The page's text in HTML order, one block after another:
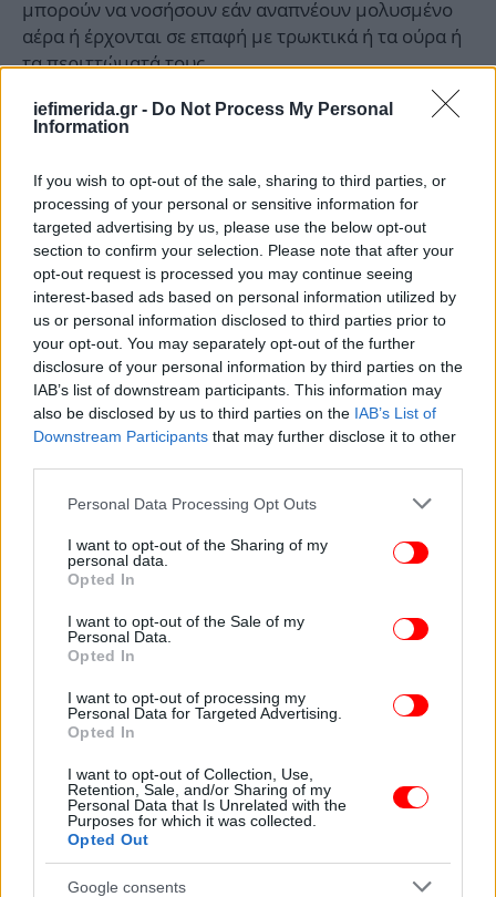
iefimerida.gr - Do Not Process My Personal
Information
If you wish to opt-out of the sale, sharing to third parties, or
processing of your personal or sensitive information for
targeted advertising by us, please use the below opt-out
section to confirm your selection. Please note that after your
opt-out request is processed you may continue seeing
interest-based ads based on personal information utilized by
us or personal information disclosed to third parties prior to
your opt-out. You may separately opt-out of the further
disclosure of your personal information by third parties on the
IAB’s list of downstream participants. This information may
also be disclosed by us to third parties on the IAB’s List of
Downstream Participants that may further disclose it to other
Please note that this website/app uses one or more Google
not limited to your visit or usage behaviour. You may click to
grant or deny consent to Google and its third-party tags to
use your data for below specified purposes in below Google
consent section.
Personal Data Processing Opt Outs
I want to opt-out of the Sharing of my
personal data.
Opted In
I want to opt-out of the Sale of my
Personal Data.
Opted In
I want to opt-out of processing my
Personal Data for Targeted Advertising.
Opted In
I want to opt-out of Collection, Use,
Retention, Sale, and/or Sharing of my
Personal Data that Is Unrelated with the
Purposes for which it was collected.
Opted Out
Google consents
μπορούν να νοσήσουν εάν αναπνέουν μολυσμένο
αέρα ή έρχονται σε επαφή με τρωκτικά ή τα ούρα ή
τα περιττώματά τους.
Τα πρώιμα συμπτώματα του HPS
- Κούραση
- Πυρετό
- Μυϊκοί πόνοι, ιδιαίτερα στους μηρούς, τους
γοφούς και την πλάτη
Πονοκέφαλο
- Κρυάδα
- Ναυτία, έμετος, διάρροια ή κοιλιακό άλγος
- Αργότερα συμπτώματα περιλαμβάνουν βήχα και
δύσπνοια.
Σύμφωνα με τα Κέντρα Ελέγχου και Πρόληψης των
Νοσημάτων (CDC) των ΗΠΑ, ο έλεγχος των
τρωκτικών μέσα και γύρω από το σπίτι είναι ο
καλύτερος τρόπος για την πρόληψη της μόλυνσης.
Εάν έχετε βρεθεί κοντά σε τρωκτικά και έχετε
συμπτώματα πυρετού, βαθιούς μυϊκούς πόνους και
σοβαρή δύσπνοια, επισκεφθείτε αμέσως το γιατρό